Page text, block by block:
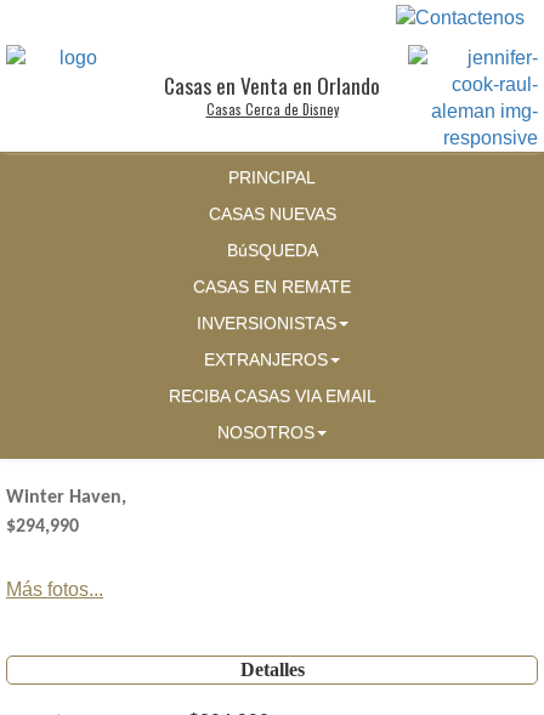
Casas en Venta en Orlando
Casas Cerca de Disney
PRINCIPAL
CASAS NUEVAS
BúSQUEDA
CASAS EN REMATE
INVERSIONISTAS
EXTRANJEROS
RECIBA CASAS VIA EMAIL
NOSOTROS
Winter Haven,
$294,990
Más fotos...
Detalles